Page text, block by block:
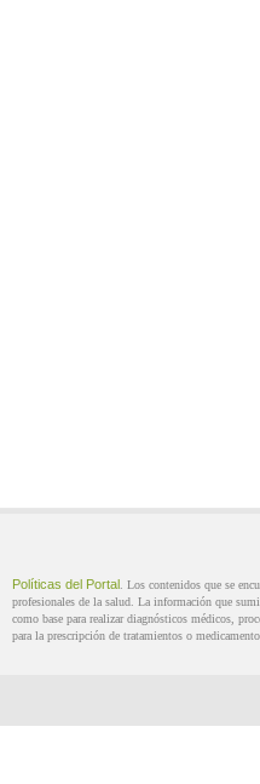
Políticas del Portal . Los contenidos que se
profesionales de la salud. La información que
como base para realizar diagnósticos médicos,
para la prescripción de tratamientos o